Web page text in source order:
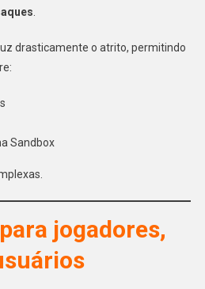
drasticamente o atrito, permitindo
Sandbox
jogadores,